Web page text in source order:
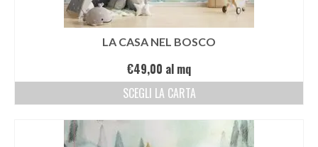
LA CASA NEL BOSCO
€49,00 al mq
SCEGLI LA CARTA